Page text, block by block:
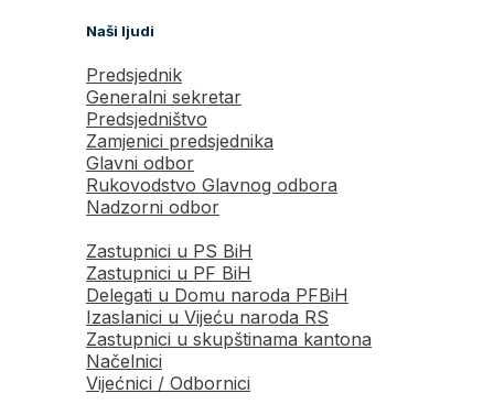
Naši ljudi
Predsjednik
Generalni sekretar
Predsjedništvo
Zamjenici predsjednika
Glavni odbor
Rukovodstvo Glavnog odbora
Nadzorni odbor
Zastupnici u PS BiH
Zastupnici u PF BiH
Delegati u Domu naroda PFBiH
Izaslanici u Vijeću naroda RS
Zastupnici u skupštinama kantona
Načelnici
Vijećnici / Odbornici